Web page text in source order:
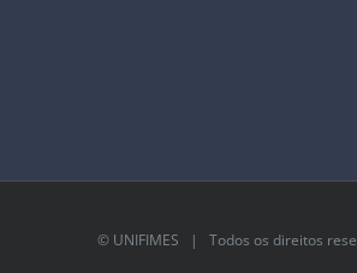
© UNIFIMES | Todos os direitos